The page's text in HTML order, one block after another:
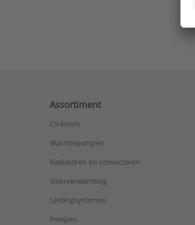
Assortiment
CV-ketels
Warmtepompen
Radiatoren en convectoren
Vloerverwarming
Leidingsystemen
Pompen